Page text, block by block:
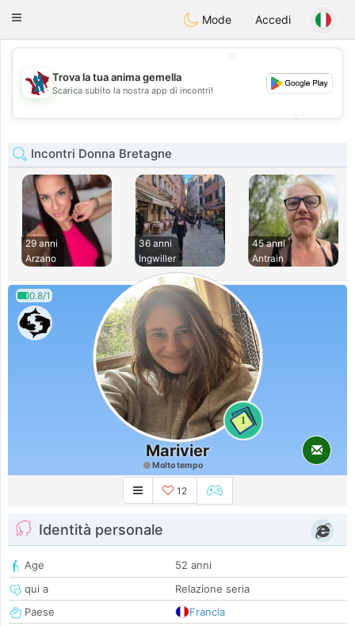
Taimerais
Toggle
Mode Accedi
💖
💕
Trova la tua anima gemella
Scarica subito la nostra app di incontri!
Incontri Donna Bretagne
29 anni
Arzano
36 anni
Ingwiller
45 anni
Antrain
0.8/1
1
Marivier
Molto tempo
12
Identità personale
Age
52 anni
qui a
Relazione seria
Paese
Francia